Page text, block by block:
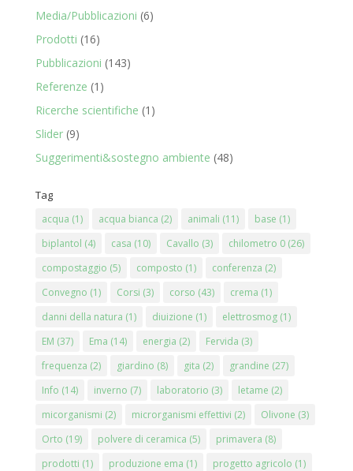
Media/Pubblicazioni (6)
Prodotti (16)
Pubblicazioni (143)
Referenze (1)
Ricerche scientifiche (1)
Slider(9)
Suggerimenti&sostegno ambiente (48)
Tag
acqua (1) acqua bianca (2) animali (11) base (1)
biplantol (4) casa (10) Cavallo (3) chilometro 0(26)
compostaggio (5) composto (1) conferenza (2)
Convegno (1) Corsi (3) corso (43) crema (1)
danni della natura (1) diuizione (1) elettrosmog(1)
EM (37) Ema (14) energia (2) Fervida (3)
frequenza (2) giardino (8) gita (2) grandine (27)
Info (14) inverno (7) laboratorio (3) letame (2)
micorganismi (2) microrganismi effettivi (2) Olivone (3)
Orto (19) polvere di ceramica (5) primavera (8)
prodotti (1) produzione ema (1) progetto agricolo (1)